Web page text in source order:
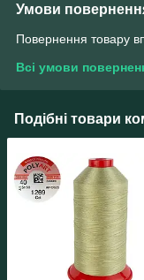
Умови
Повернення товару
Всі умови
Подібні товари